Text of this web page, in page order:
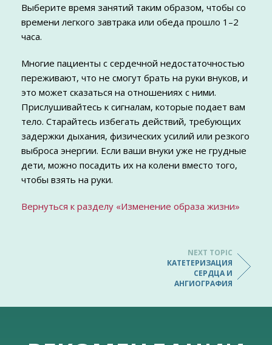
Выберите время занятий таким образом, чтобы со
времени легкого завтрака или обеда прошло 1–2
часа.
Многие пациенты с сердечной недостаточностью
переживают, что не смогут брать на руки внуков, и
это может сказаться на отношениях с ними.
Прислушивайтесь к сигналам, которые подает вам
тело. Старайтесь избегать действий, требующих
задержки дыхания, физических усилий или резкого
выброса энергии. Если ваши внуки уже не грудные
дети, можно посадить их на колени вместо того,
чтобы взять на руки.
Вернуться к разделу «Изменение образа жизни»
NEXT TOPIC
КАТЕТЕРИЗАЦИЯ
СЕРДЦА И
АНГИОГРАФИЯ